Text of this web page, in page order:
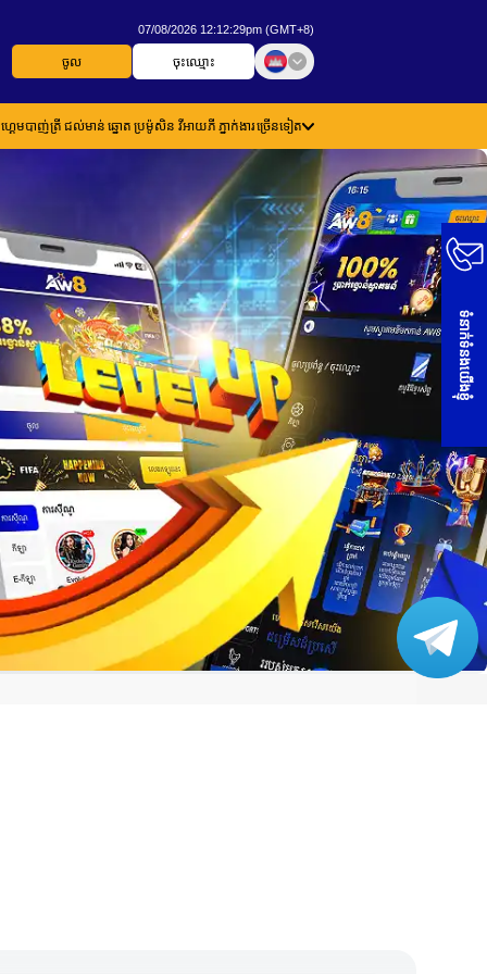
ទំនាក់ទំនងយើងខ្ញុំ
07/08/2026 12:12:31pm (GMT+8)
ចូល ចុះឈ្មោះ
ហ្គេមបាញ់ត្រី ជល់មាន់ ឆ្នោត ប្រម៉ូសិន វីអាយភី ភ្នាក់ងារច្រើនទៀត